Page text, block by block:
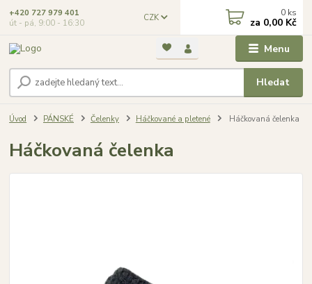
Menu
CZK
Hledat
+420 727 979 401
út - pá, 9:00 - 16:30
0 ks
za 0,00 Kč
Úvod PÁNSKÉ Čelenky Háčkované a pletené Háčkovaná čelenka
Háčkovaná čelenka